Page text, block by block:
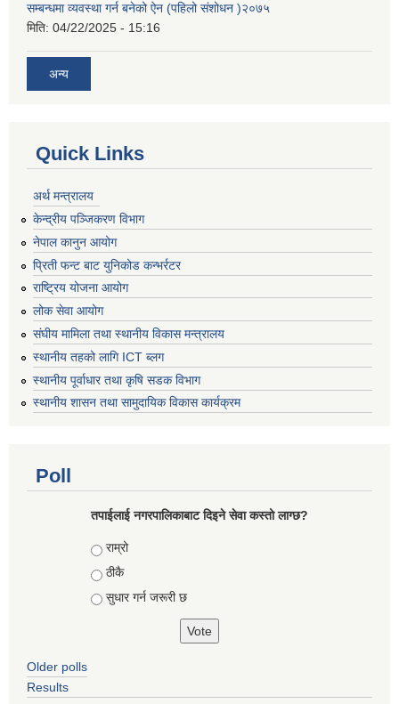
सम्बन्धमा व्यवस्था गर्न बनेको ऐन (पहिलो संशोधन )२०७५
मिति: 04/22/2025 - 15:16
अन्य
Quick Links
अर्थ मन्त्रालय
केन्द्रीय पञ्जिकरण विभाग
नेपाल कानुन आयोग
प्रिती फन्ट बाट युनिकोड कन्भर्रटर
राष्ट्रिय योजना आयोग
लोक सेवा आयोग
संघीय मामिला तथा स्थानीय विकास मन्त्रालय
स्थानीय तहको लागि ICT ब्लग
स्थानीय पूर्वाधार तथा कृषि सडक विभाग
स्थानीय शासन तथा सामुदायिक विकास कार्यक्रम
Poll
तपाईलाई नगरपालिकाबाट दिइने सेवा कस्तो लाग्छ?
Choices
राम्रो
ठीकै
सुधार गर्न जरूरी छ
Older polls
Results